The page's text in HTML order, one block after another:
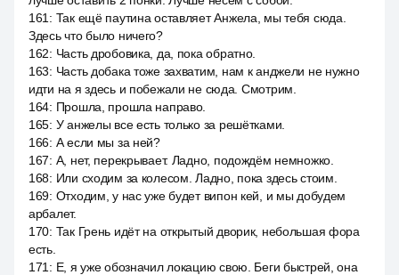
161 : Так ещё паутина оставляет Анжела, мы тебя сюда.
Здесь что было ничего?
162: Часть дробовика, да, пока обратно.
163: Часть добака тоже захватим, нам к анджели не нужно
идти на я здесь и побежали не сюда. Смотрим.
164: Прошла, прошла направо.
165: У анжелы все есть только за решётками.
166: А если мы за ней?
167: А, нет, перекрывает. Ладно, подождём немножко.
168: Или сходим за колесом. Ладно, пока здесь стоим.
169: Отходим, у нас уже будет випон кей, и мы добудем
арбалет.
170: Так Грень идёт на открытый дворик, небольшая фора
есть.
171 : Е, я уже обозначил локацию свою. Беги быстрей, она